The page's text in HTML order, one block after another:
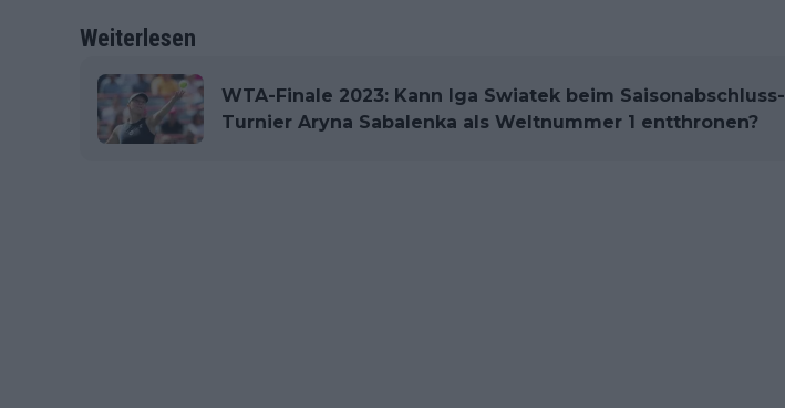
Weiterlesen
WTA-Finale 2023: Kann Iga Swiatek beim Saisonabschluss-
Turnier Aryna Sabalenka als Weltnummer 1 entthronen?